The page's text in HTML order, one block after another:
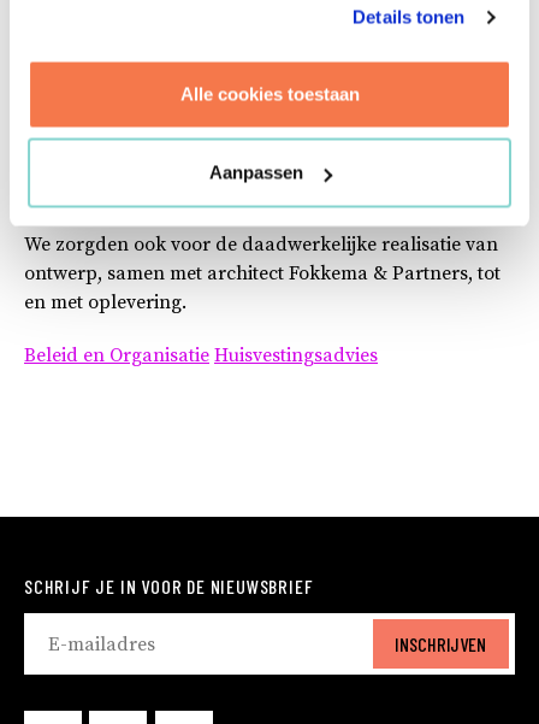
Details tonen
Alle cookies toestaan
Aanpassen
De uitgangspunten specificeerden we in
het vinden van een toekomstbestendige en duurzame
huisvesting, die de ambities van Deerns maximaal
ondersteunt. En die vond het bedrijf! Pal naast het
centraal station in Den Haag.
We zorgden ook voor de daadwerkelijke realisatie van
ontwerp, samen met architect Fokkema & Partners, tot
en met oplevering.
Beleid en Organisatie Huisvestingsadvies
SCHRIJF JE IN VOOR DE NIEUWSBRIEF
INSCHRIJVEN